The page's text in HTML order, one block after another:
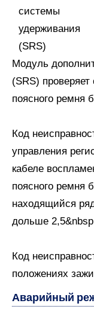
Модуль
(SRS) проверяет
поясного ремня
Код
управления
кабеле
поясного ремня
находящийся
дольше
Код
положениях
Аварийный